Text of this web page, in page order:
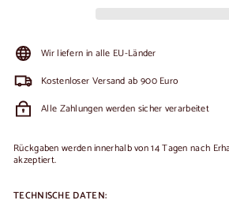
Wir liefern in alle EU-Länder
Kostenloser Versand ab 900 Euro
Alle Zahlungen werden sicher verarbeitet
Rückgaben werden innerhalb von 14 Tagen nach
akzeptiert.
TECHNISCHE DATEN: